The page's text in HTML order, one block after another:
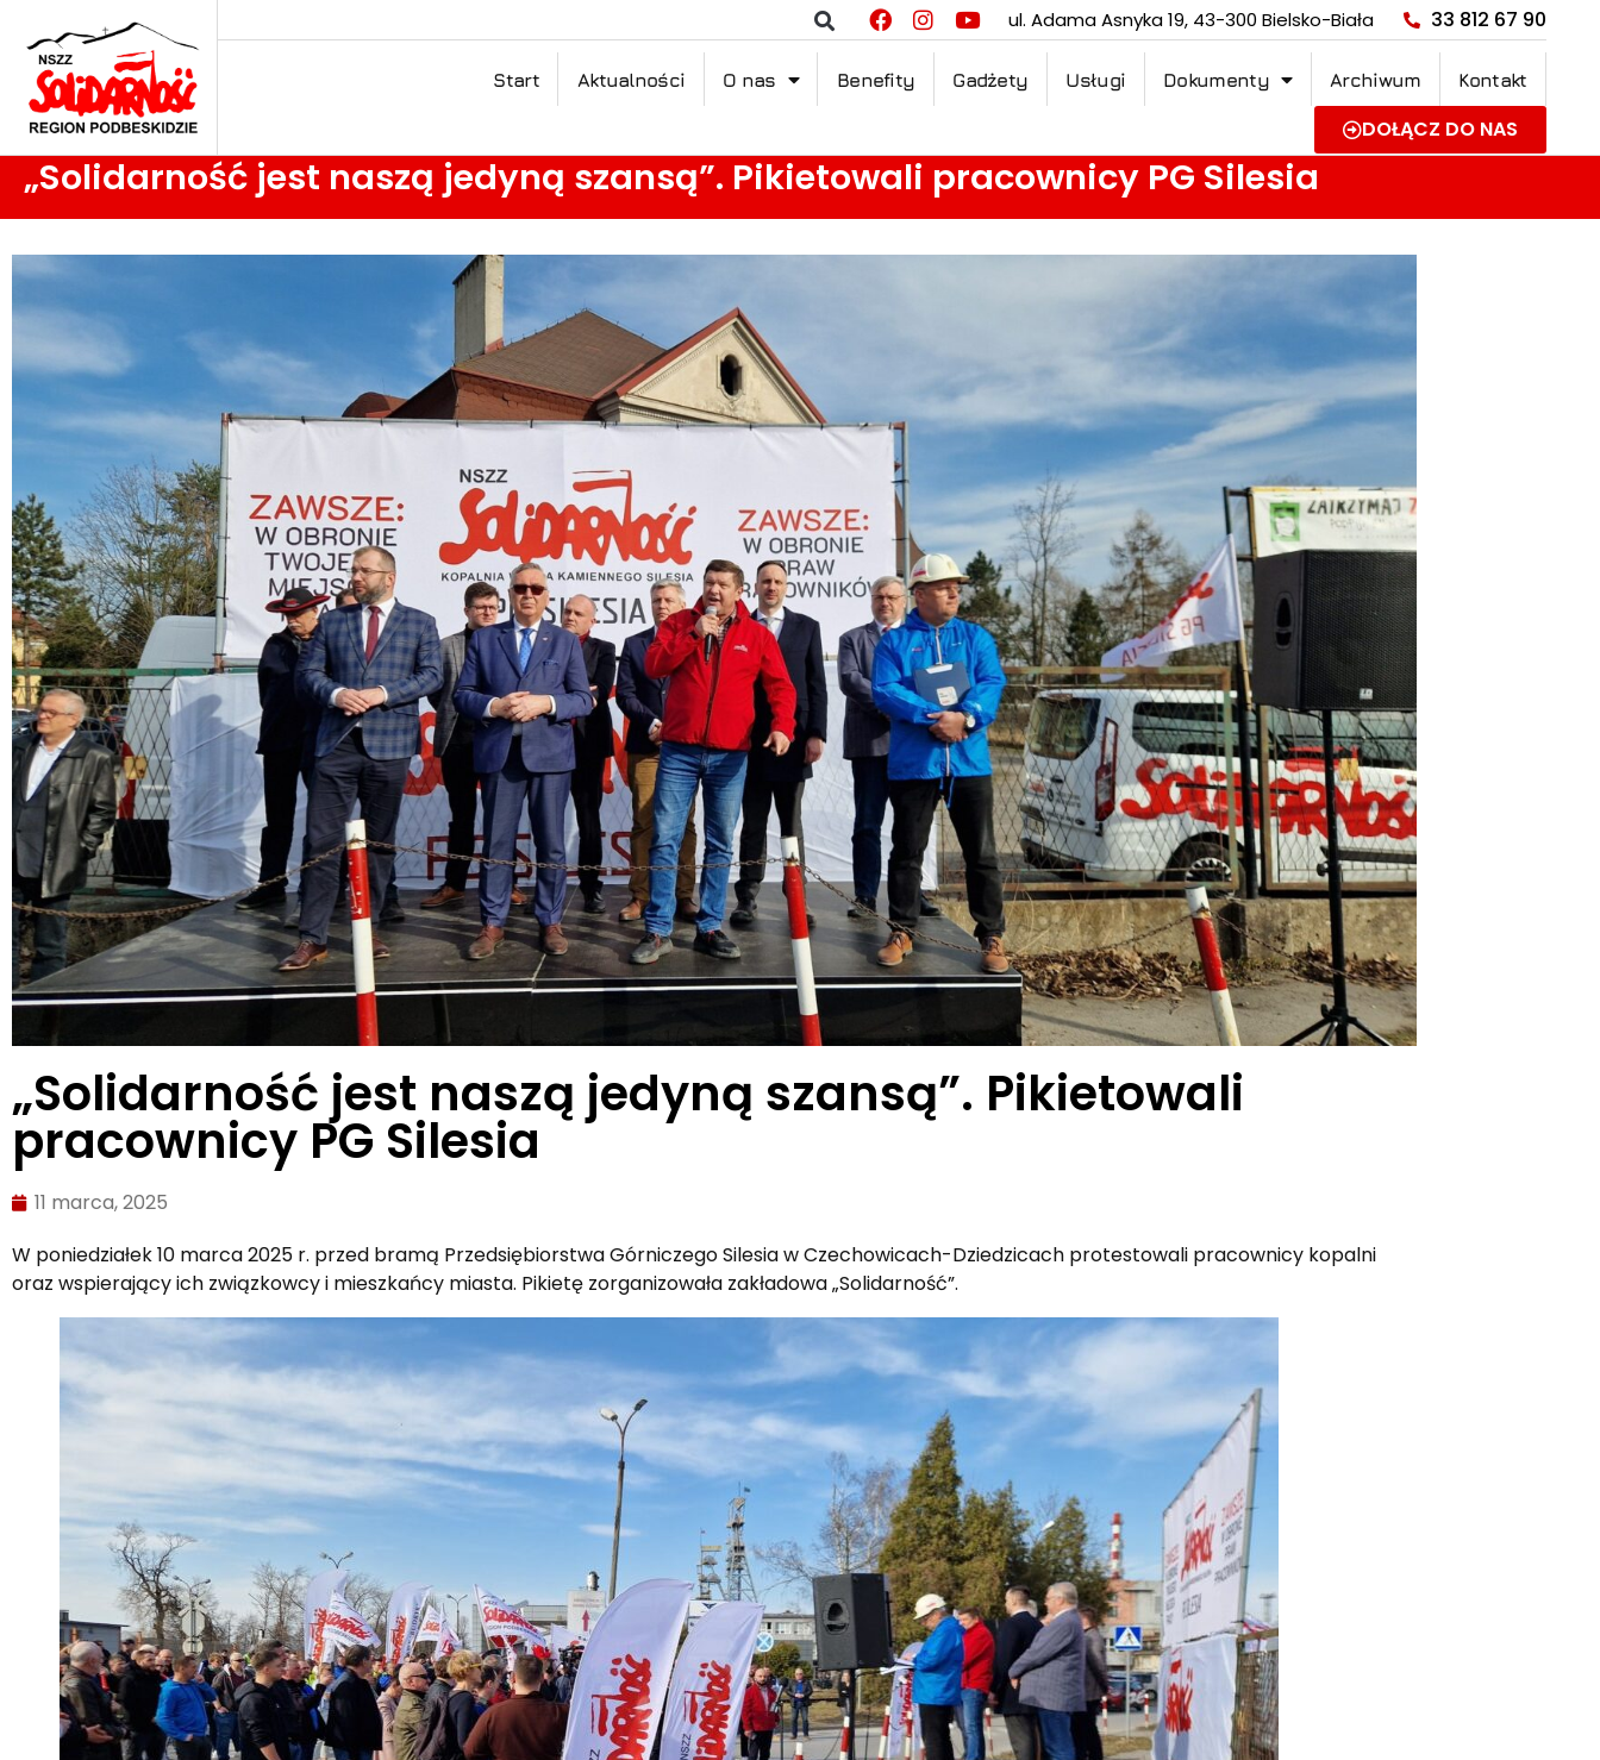
ul. Adama Asnyka 19, 43-300 Bielsko-Biała 33 812 67 90
Start Aktualności O nas Benefity Gadżety Usługi Dokumenty Archiwum Kontakt
DOŁĄCZ DO NAS
„Solidarność jest naszą jedyną szansą”. Pikietowali pracownicy PG Silesia
„Solidarność jest naszą jedyną szansą”. Pikietowali
pracownicy PG Silesia
11 marca, 2025
W poniedziałek 10 marca 2025 r. przed bramą Przedsiębiorstwa Górniczego Silesia w Czechowicach-Dziedzicach protestowali pracownicy kopalni
oraz wspierający ich związkowcy i mieszkańcy miasta. Pikietę zorganizowała zakładowa „Solidarność”.